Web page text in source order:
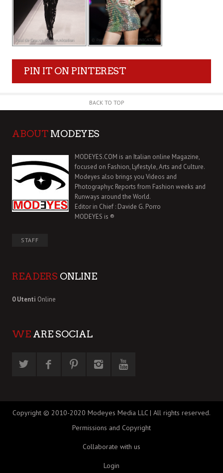
PIN IT ON PINTEREST
BACK TO TOP
ABOUT MODEYES
MODEYES.COM is an Italian online Magazine,
focused on Fashion, Lyfestyle, Arts and Culture.
Modeyes also brings you Videos and
Photographyc Reports from Fashion weeks and
Runways around the World.
Editor in Chief : Davide G. Porro
MODEYES is ®
STAFF
READERS ONLINE
0 Utenti Online
WE ARE SOCIAL
Copyright © 2010-2020 Modeyes Media LLC | All rights reserved.
Permissions and Copyright
Collaborate with us
Login